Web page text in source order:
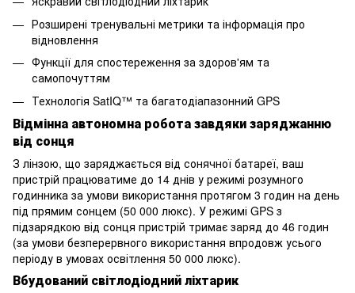
Розширені тренувальні метрики та інформація про
відновлення
Функції для спостереження за здоров'ям та
самопочуттям
Технологія SatIQ™ та багатодіапазонний GPS
Відмінна автономна робота завдяки заряджанню
від сонця
З лінзою, що заряджається від сонячної батареї, ваш
пристрій працюватиме до 14 днів у режимі розумного
годинника за умови використання протягом 3 годин на день
під прямим сонцем (50 000 люкс). У режимі GPS з
підзарядкою від сонця пристрій тримає заряд до 46 годин
(за умови безперервного використання впродовж усього
періоду в умовах освітлення 50 000 люкс).
Вбудований світлодіодний ліхтарик